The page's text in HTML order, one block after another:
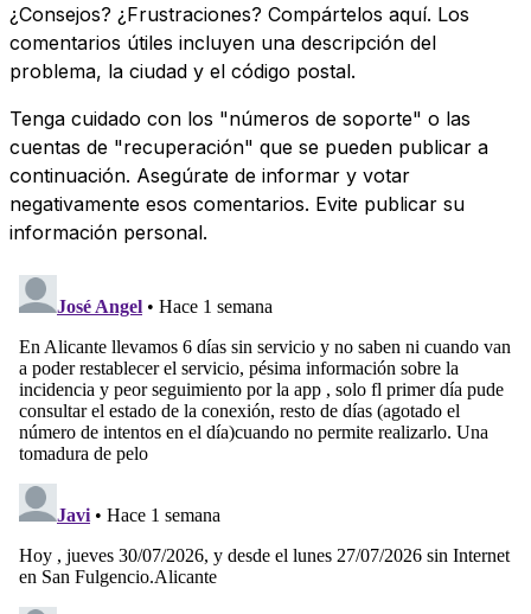
¿Consejos? ¿Frustraciones? Compártelos aquí. Los
comentarios útiles incluyen una descripción del
problema, la ciudad y el código postal.
Tenga cuidado con los "números de soporte" o las
cuentas de "recuperación" que se pueden publicar a
continuación. Asegúrate de informar y votar
negativamente esos comentarios. Evite publicar su
información personal.